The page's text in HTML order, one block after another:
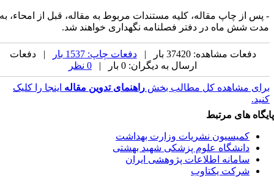
پس از چاپ مقاله، کلیه مستندات مربوط به مقاله، قبل از امحاء، به
شش ماه در دفتر فصلنامه نگهداری خواهند شد.
دفعات مشاهده: 37420 بار | دفعات چاپ: 1537 بار
| دفعات
ارسال به دیگران: 0 بار |
مشاهده کل مطالب بخش راهنمای تدوین مقالهاینجا را کلیک
های مرتبط
کمیسیون نشریات وزارت بهداشت
دانشگاه علوم پزشکی شهید بهشتی
سامانه اطلاعات پژوهشی ایران
شرکت یکتاوب